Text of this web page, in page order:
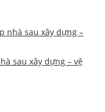
nhà sau xây dựng –
sau xây dựng – vệ